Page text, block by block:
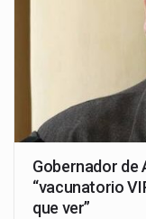
Gobernador de
“vacunatorio
que ver”